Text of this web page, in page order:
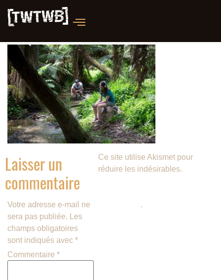
Laisser un
commentaire
Votre adresse e-mail ne
sera pas publiée.
Les
champs obligatoires
sont indiqués avec *
Commentaire *
Ce site utilise Akismet pour
réduire les indésirables.
.